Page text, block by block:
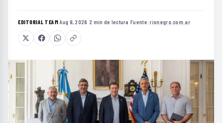
EDITORIAL TEAM·Aug 6, 2026 ·2 min de lectura ·Fuente:rionegro.com.ar